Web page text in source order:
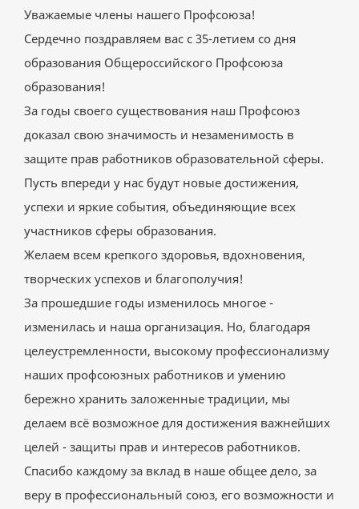
Уважаемые члены нашего Профсоюза!
Сердечно поздравляем вас с 35-летием со дня
образования Общероссийского Профсоюза
образования!
За годы своего существования наш Профсоюз
доказал свою значимость и незаменимость в
защите прав работников образовательной сферы.
Пусть впереди у нас будут новые достижения,
успехи и яркие события, объединяющие всех
участников сферы образования.
Желаем всем крепкого здоровья, вдохновения,
творческих успехов и благополучия!
За прошедшие годы изменилось многое -
изменилась и наша организация. Но, благодаря
целеустремленности, высокому профессионализму
наших профсоюзных работников и умению
бережно хранить заложенные традиции, мы
делаем всё возможное для достижения важнейших
целей - защиты прав и интересов работников.
Спасибо каждому за вклад в наше общее дело, за
веру в профессиональный союз, его возможности и